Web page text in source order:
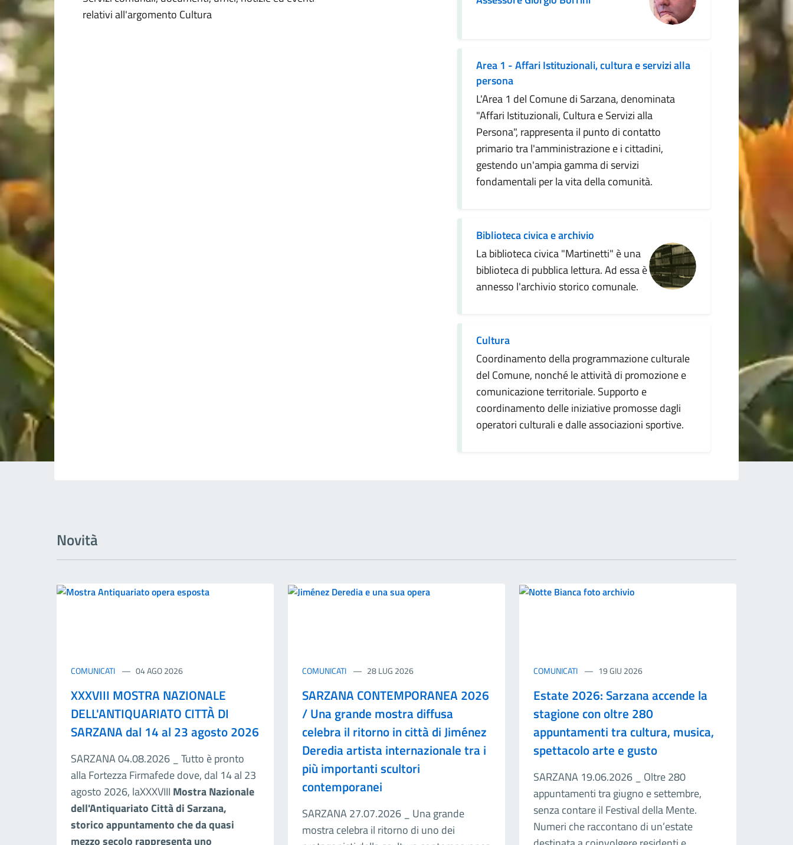
relativi all'argomento Cultura
Area 1 - Affari Istituzionali, cultura e servizi alla
persona
L'Area 1 del Comune di Sarzana, denominata
"Affari Istituzionali, Cultura e Servizi alla
Persona", rappresenta il punto di contatto
primario tra l'amministrazione e i cittadini,
gestendo un'ampia gamma di servizi
fondamentali per la vita della comunità.
Biblioteca civica e archivio
La biblioteca civica "Martinetti" è una
biblioteca di pubblica lettura. Ad essa è
annesso l'archivio storico comunale.
Cultura
Coordinamento della programmazione culturale
del Comune, nonché le attività di promozione e
comunicazione territoriale. Supporto e
coordinamento delle iniziative promosse dagli
operatori culturali e dalle associazioni sportive.
Novità
COMUNICATI 04 AGO 2026
XXXVIII MOSTRA NAZIONALE
DELL'ANTIQUARIATO CITTÀ DI
SARZANA dal 14 al 23 agosto 2026
SARZANA 04.08.2026 _ Tutto è pronto
alla Fortezza Firmafede dove, dal 14 al 23
agosto 2026, laXXXVIII Mostra Nazionale
dell'Antiquariato Città di Sarzana,
storico appuntamento che da quasi
mezzo secolo rappresenta uno
COMUNICATI 28 LUG 2026
SARZANA CONTEMPORANEA 2026
/ Una grande mostra diffusa
celebra il ritorno in città di Jiménez
Deredia artista internazionale tra i
più importanti scultori
contemporanei
SARZANA 27.07.2026 _ Una grande
mostra celebra il ritorno di uno dei
COMUNICATI 19 GIU 2026
Estate 2026: Sarzana accende la
stagione con oltre 280
appuntamenti tra cultura, musica,
spettacolo arte e gusto
SARZANA 19.06.2026 _ Oltre 280
appuntamenti tra giugno e settembre,
senza contare il Festival della Mente.
Numeri che raccontano di un’estate